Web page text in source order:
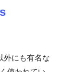
外にも有名な